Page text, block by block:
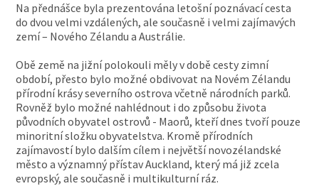
Na přednášce byla prezentována letošní poznávací cesta
do dvou velmi vzdálených, ale současně i velmi zajímavých
zemí – Nového Zélandu a Austrálie.
Obě země na jižní polokouli měly v době cesty zimní
období, přesto bylo možné obdivovat na Novém Zélandu
přírodní krásy severního ostrova včetně národních parků.
Rovněž bylo možné nahlédnout i do způsobu života
původních obyvatel ostrovů - Maorů, kteří dnes tvoří pouze
minoritní složku obyvatelstva. Kromě přírodních
zajímavostí bylo dalším cílem i největší novozélandské
město a významný přístav Auckland, který má již zcela
evropský, ale současně i multikulturní ráz.